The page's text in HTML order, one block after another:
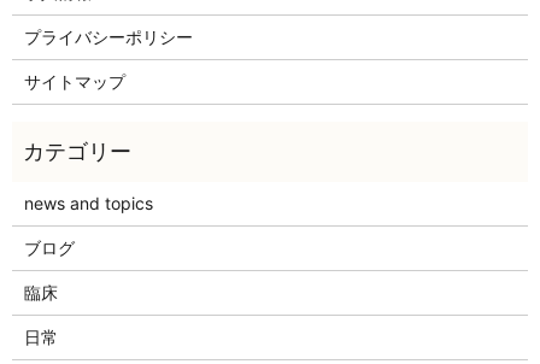
プライバシーポリシー
サイトマップ
news and topics
ブログ
臨床
日常